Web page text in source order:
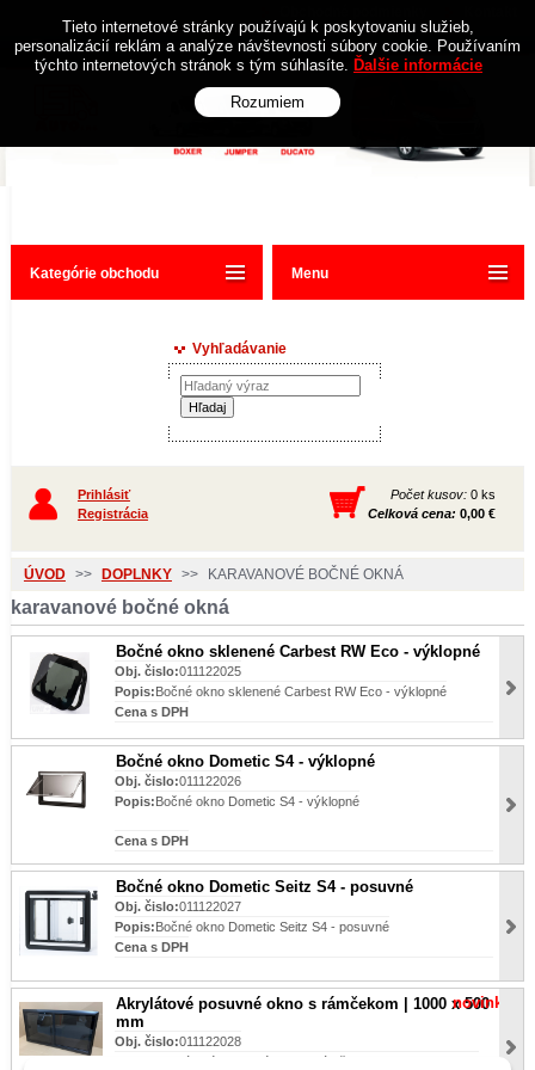
Kategórie obchodu
Vyhľadávanie
Prihlásiť
Registrácia
Počet kusov: 0 ks
Celková cena: 0,00 €
ÚVOD >> DOPLNKY >> KARAVANOVÉ BOČNÉ OKNÁ
karavanové bočné okná
Bočné okno sklenené Carbest RW Eco - výklopné
Obj. čislo:011122025
Popis:Bočné okno sklenené Carbest RW Eco - výklopné
Cena s DPH
Bočné okno Dometic S4 - výklopné
Obj. čislo:011122026
Popis:Bočné okno Dometic S4 - výklopné
Cena s DPH
Bočné okno Dometic Seitz S4 - posuvné
Obj. čislo:011122027
Popis:Bočné okno Dometic Seitz S4 - posuvné
Cena s DPH
Akrylátové posuvné okno s rámčekom | 1000 x 500
mm
novinka
Obj. čislo:011122028
akrylátové posuvné okno s rámčekom | 1000 x 500 mm
Menu
Tieto internetové stránky používajú k poskytovaniu služieb,
personalizácií reklám a analýze návštevnosti súbory cookie. Používaním
týchto internetových stránok s tým súhlasíte. Ďalšie informácie
Rozumiem